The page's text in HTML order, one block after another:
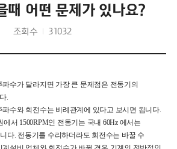
때 어떤 문제가 있나요?
조회수 31032
수가 달라지면 가장 큰 문제점은 전동기의
.
수와 회전수는 비례관계에 있다고 보시면 됩니다.
서 1500RPM인 전동기는 국내 60Hz 에서는
다. 전동기를 수리하더라도 회전수는 바꿀 수